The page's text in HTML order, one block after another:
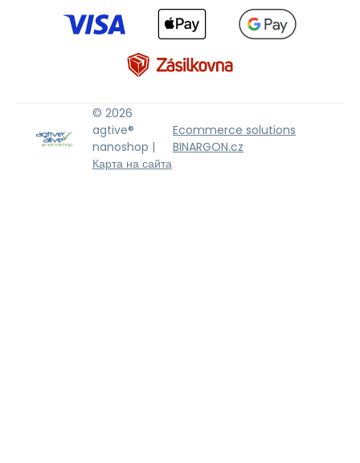
© 2026
agtive®
nanoshop |
Карта на сайта
Ecommerce solutions
BINARGON.cz